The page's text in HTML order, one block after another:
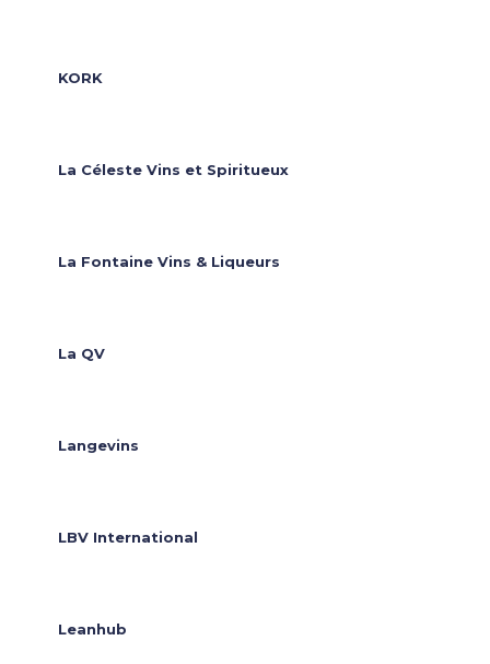
KORK
La Céleste Vins et Spiritueux
La Fontaine Vins & Liqueurs
La QV
Langevins
LBV International
Leanhub